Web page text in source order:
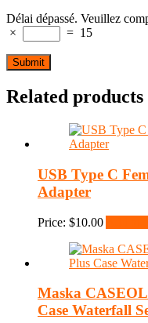
Délai dépassé. Veuillez
×
= 15
Related products
USB Type C
Adapter
Price: $10.00
Maska
Case Waterfall